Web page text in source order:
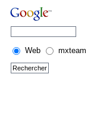
Web mxteam